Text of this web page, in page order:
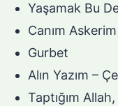
Yaşamak Bu
Canım
Gurbet
Alın Yazım –
Taptığım